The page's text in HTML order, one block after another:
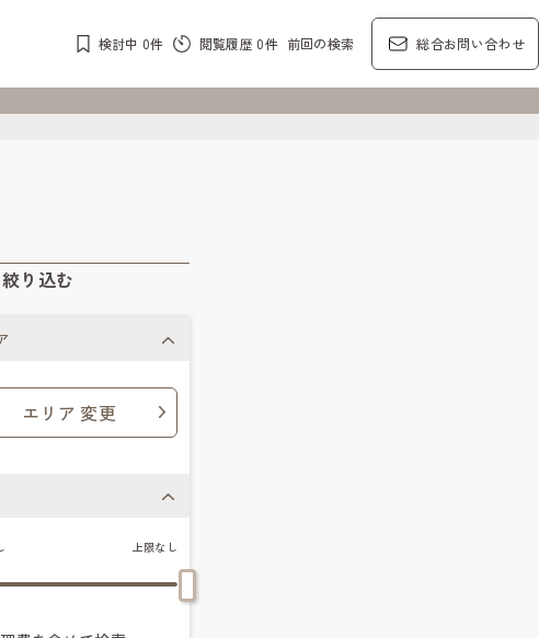
検討中 0件 閲覧履歴 0件 前回の検索 総合お問い合わせ
り込む
エリア 変更
上限なし